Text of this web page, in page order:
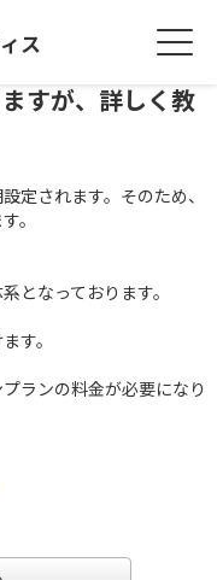
ス
すが、詳しく教
定されます。そのため、
。
となっております。
す。
ランの料金が必要になり